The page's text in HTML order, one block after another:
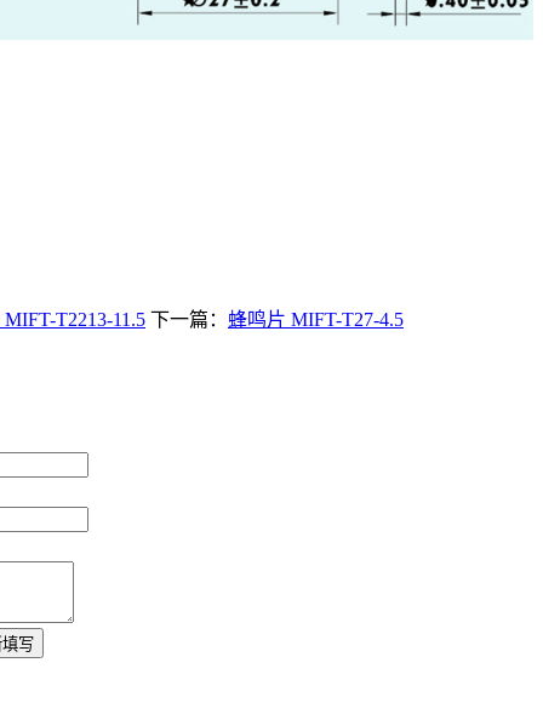
T2213-11.5 下一篇： 蜂鸣片 MIFT-T27-4.5
写